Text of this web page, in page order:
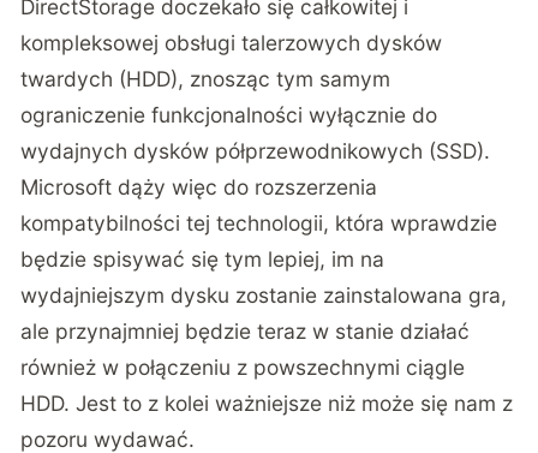
DirectStorage doczekało się całkowitej i
kompleksowej obsługi talerzowych dysków
twardych (HDD), znosząc tym samym
ograniczenie funkcjonalności wyłącznie do
wydajnych dysków półprzewodnikowych (SSD).
Microsoft dąży więc do rozszerzenia
kompatybilności tej technologii, która wprawdzie
będzie spisywać się tym lepiej, im na
wydajniejszym dysku zostanie zainstalowana gra,
ale przynajmniej będzie teraz w stanie działać
również w połączeniu z powszechnymi ciągle
HDD. Jest to z kolei ważniejsze niż może się nam z
pozoru wydawać.